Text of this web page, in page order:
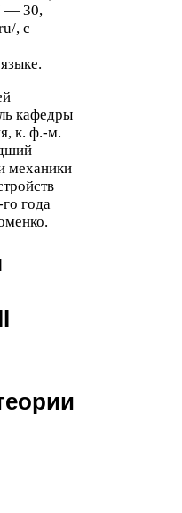
— 30,
, с
кафедры
к. ф.-м.
механики
​го года